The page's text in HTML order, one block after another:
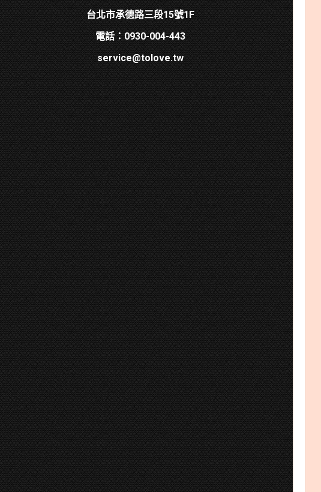
台北市承德路三段15號1F
電話：0930-004-443
service@tolove.tw